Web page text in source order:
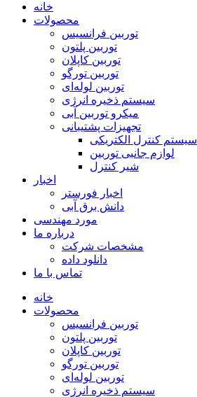
خانه
محصولات
توربین فرانسیس
توربین پلتون
توربین کاپلان
توربین تورگو
توربین لوله‌ای
سیستم ذخیره انرژی
میکرو توربین آبی
تجهیزات پشتیبانی
سیستم کنترل الکتریکی
لوازم جانبی توربین
شیر کنترل
اخبار
اخبار فورستر
دانش برق آبی
مورد مهندسی
درباره ما
مشخصات شرکت
دانلود داده
تماس با ما
خانه
محصولات
توربین فرانسیس
توربین پلتون
توربین کاپلان
توربین تورگو
توربین لوله‌ای
سیستم ذخیره انرژی